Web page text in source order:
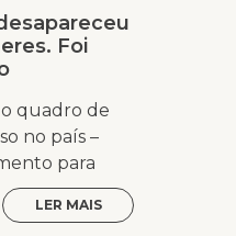
Foi
quadro de
no país –
para
LER MAIS